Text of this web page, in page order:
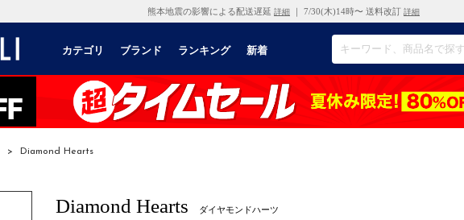
熊本地震の影響による配送遅延 詳細 ｜ 7/30(木)14時〜 送料改訂 詳細
カテゴリ ブランド ランキング 新着
> Diamond Hearts
Diamond Hearts ダイヤモンドハーツ